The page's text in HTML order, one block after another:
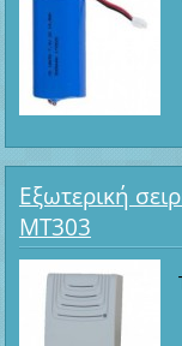
Εξωτερική
MT303